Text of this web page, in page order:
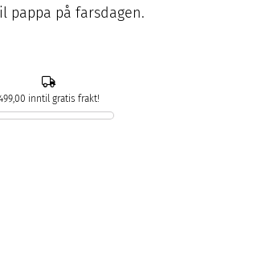
pappa på farsdagen.
inntil gratis frakt!